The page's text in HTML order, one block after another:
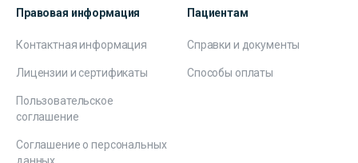
Правовая информация
Контактная информация
Лицензии и сертификаты
Пользовательское
соглашение
Соглашение о персональных
Пациентам
Справки и документы
Способы оплаты